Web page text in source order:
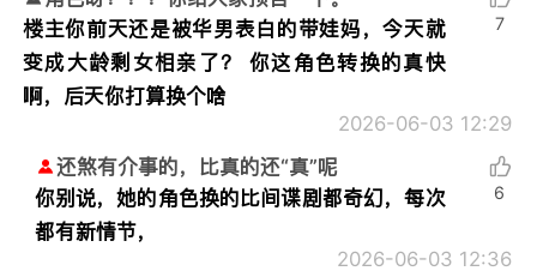
楼主你前天还是被华男表白的带娃妈，今天就
变成大龄剩女相亲了？ 你这角色转换的真快
啊，后天你打算换个啥
2026-06-03 12:29
7
还煞有介事的，比真的还“真”呢
你别说，她的角色换的比间谍剧都奇幻，每次
都有新情节，
2026-06-03 12:36
6